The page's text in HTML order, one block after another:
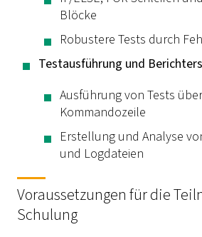
Blöcke
Robustere Tests durch
Testausführung und
Ausführung von Tests
Kommandozeile
Erstellung und Analyse
und Logdateien
Voraussetzungen für die
Schulung